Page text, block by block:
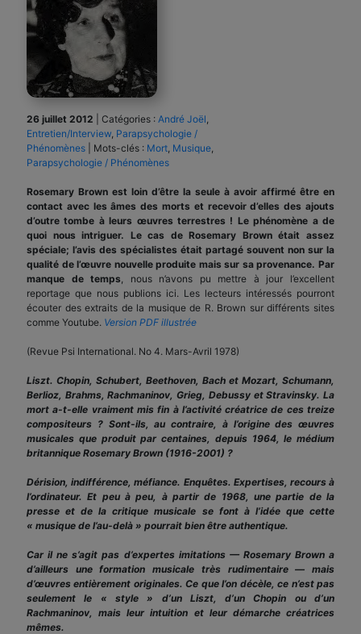
26 juillet 2012 Catégories : André Joël
Entretien/Interview Parapsychologie /
Phénomènes
Mots-clés : Mort Musique
Parapsychologie / Phénomènes
Rosemary Brown est loin d’être la seule à avoir affirmé être en
contact avec les âmes des morts et recevoir d’elles des ajouts
d’outre tombe à leurs œuvres terrestres ! Le phénomène a de
quoi nous intriguer. Le cas de Rosemary Brown était assez
spéciale; l’avis des spécialistes était partagé souvent non sur la
qualité de l’œuvre nouvelle produite mais sur sa provenance. Par
manque de temps , nous n’avons pu mettre à jour l’excellent
reportage que nous publions ici. Les lecteurs intéressés pourront
écouter des extraits de la musique de R. Brown sur différents sites
comme Youtube. Version PDF illustrée
(Revue Psi International. No 4. Mars-Avril 1978)
Liszt. Chopin, Schubert, Beethoven, Bach et Mozart, Schumann,
Berlioz, Brahms, Rachmaninov, Grieg, Debussy et Stravinsky. La
mort a-t-elle vraiment mis fin à l’activité créatrice de ces treize
compositeurs ? Sont-ils, au contraire, à l’origine des œuvres
musicales que produit par centaines, depuis 1964, le médium
britannique Rosemary Brown (1916-2001) ?
Dérision, indifférence, méfiance. Enquêtes. Expertises, recours à
l’ordinateur. Et peu à peu, à partir de 1968, une partie de la
presse et de la critique musicale se font à l’idée que cette
« musique de l’au-delà » pourrait bien être authentique.
Car il ne s’agit pas d’expertes imitations — Rosemary Brown a
d’ailleurs une formation musicale très rudimentaire — mais
d’œuvres entièrement originales. Ce que l’on décèle, ce n’est pas
seulement le « style » d’un Liszt, d’un Chopin ou d’un
Rachmaninov, mais leur intuition et leur démarche créatrices
mêmes.